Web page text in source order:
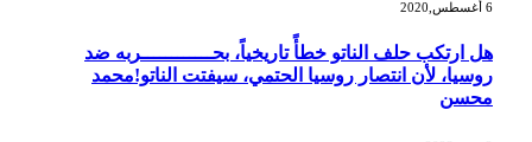
هل ارتكب حلف الناتو خطأً تاريخياً، بحــــــــــــربه ضد
روسيا، لأن انتصار روسيا الحتمي، سيفتت الناتو!محمد
محسن